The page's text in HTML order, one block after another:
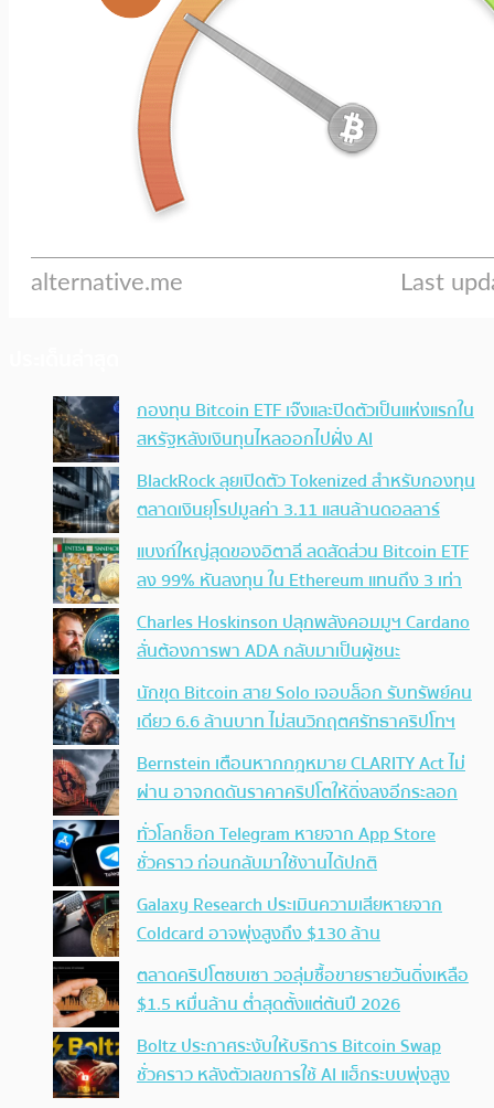
กองทุน Bitcoin ETF เจ๊งและปิดตัวเป็นแห่งแรกใน
สหรัฐหลังเงินทุนไหลออกไปฝั่ง AI
BlackRock ลุยเปิดตัว Tokenized สำหรับกองทุน
ตลาดเงินยุโรปมูลค่า 3.11 แสนล้านดอลลาร์
แบงก์ใหญ่สุดของอิตาลี ลดสัดส่วน Bitcoin ETF
ลง 99% หันลงทุน ใน Ethereum แทนถึง 3 เท่า
Charles Hoskinson ปลุกพลังคอมมูฯ Cardano
ลั่นต้องการพา ADA กลับมาเป็นผู้ชนะ
นักขุด Bitcoin สาย Solo เจอบล็อก รับทรัพย์คน
เดียว 6.6 ล้านบาท ไม่สนวิกฤตศรัทธาคริปโทฯ
Bernstein เตือนหากกฎหมาย CLARITY Act ไม่
ผ่าน อาจกดดันราคาคริปโตให้ดิ่งลงอีกระลอก
ทั่วโลกช็อก Telegram หายจาก App Store
ชั่วคราว ก่อนกลับมาใช้งานได้ปกติ
Galaxy Research ประเมินความเสียหายจาก
Coldcard อาจพุ่งสูงถึง $130 ล้าน
ตลาดคริปโตซบเซา วอลุ่มซื้อขายรายวันดิ่งเหลือ
$1.5 หมื่นล้าน ต่ำสุดตั้งแต่ต้นปี 2026
Boltz ประกาศระงับให้บริการ Bitcoin Swap
ชั่วคราว หลังตัวเลขการใช้ AI แฮ็กระบบพุ่งสูง